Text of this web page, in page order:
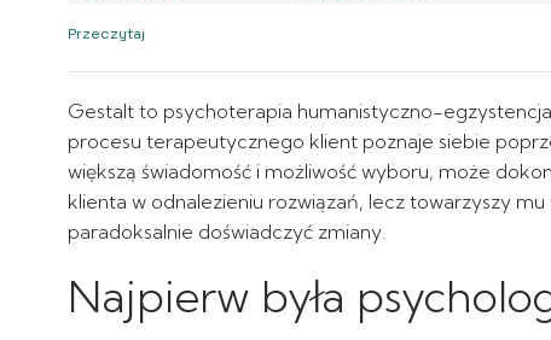
Przeczytaj
Gestalt to psychoterapia humanistyczno-
procesu terapeutycznego klient poznaje siebie
większą świadomość i możliwość wyboru, może
klienta w odnalezieniu rozwiązań, lecz towarzyszy
paradoksalnie doświadczyć zmiany.
Najpierw była